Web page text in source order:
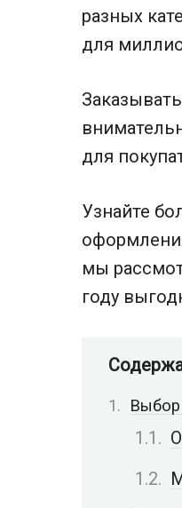
разных
для
для
Узнайте
мы
году